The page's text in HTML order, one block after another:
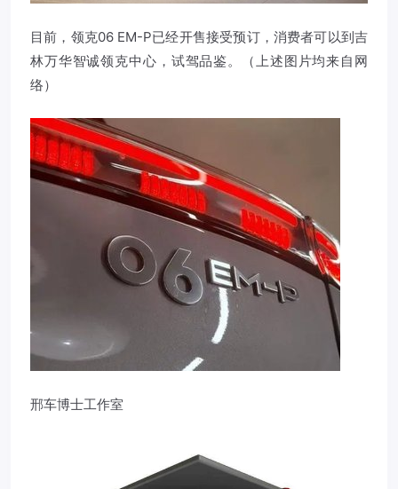
目前，领克06 EM-P已经开售接受预订，消费者可以到吉
林万华智诚领克中心，试驾品鉴。（上述图片均来自网
络）
邢车博士工作室